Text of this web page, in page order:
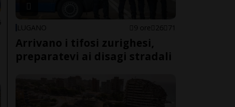
LUGANO 9 ore 26 71
Arrivano i tifosi zurighesi,
preparatevi ai disagi stradali